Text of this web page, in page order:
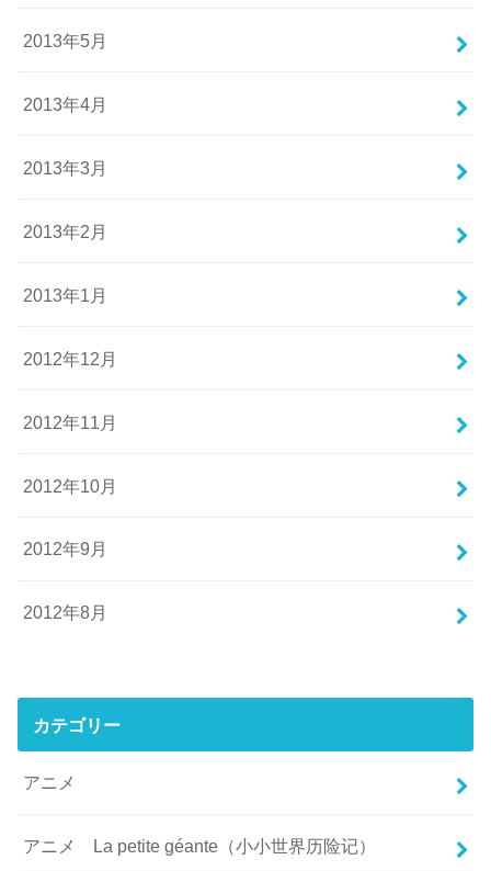
2013年5月
2013年4月
2013年3月
2013年2月
2013年1月
2012年12月
2012年11月
2012年10月
2012年9月
2012年8月
カテゴリー
アニメ
アニメ La petite géante（小小世界历险记）